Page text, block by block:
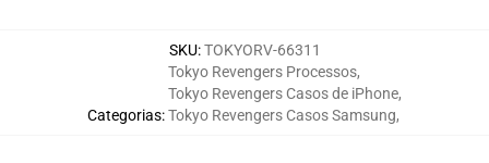
SKU:TOKYORV-66311
Categorias:
Tokyo Revengers Processos,
Tokyo Revengers Casos de iPhone,
Tokyo Revengers Casos Samsung,